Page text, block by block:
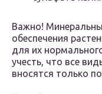
Важно!
обеспечения
для их
учесть, что все
вносятся только